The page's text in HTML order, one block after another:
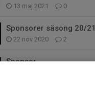
13 maj 2021 0
Sponsorer säsong 20/21
22 nov 2020 2
Sponsor